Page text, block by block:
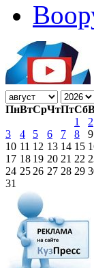
ПнВтСрЧтПтСб
1
2
3
4 5 6 7 8
9
10 11 12 13 14 15
17 18 19 20 21 22
24 25 26 27 28 29
31